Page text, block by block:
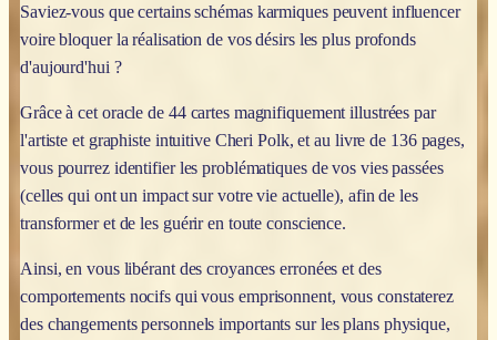
Saviez-vous que certains schémas karmiques peuvent influencer
voire bloquer la réalisation de vos désirs les plus profonds
d'aujourd'hui ?
Grâce à cet oracle de 44 cartes magnifiquement illustrées par
l'artiste et graphiste intuitive Cheri Polk, et au livre de 136 pages,
vous pourrez identifier les problématiques de vos vies passées
(celles qui ont un impact sur votre vie actuelle), afin de les
transformer et de les guérir en toute conscience.
Ainsi, en vous libérant des croyances erronées et des
comportements nocifs qui vous emprisonnent, vous constaterez
des changements personnels importants sur les plans physique,